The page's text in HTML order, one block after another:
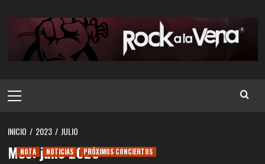
contenido
principal
INICIO 2023 JULIO
Mes:julio 2023
NOTA NOTICIAS PRÓXIMOS CONCIERTOS